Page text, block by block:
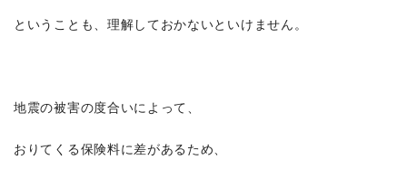
ということも、理解しておかないといけません。
地震の被害の度合いによって、
おりてくる保険料に差があるため、